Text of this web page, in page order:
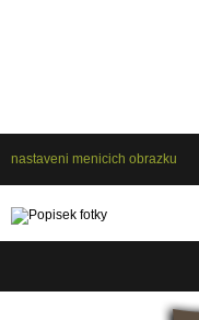
nastaveni menicich obrazku